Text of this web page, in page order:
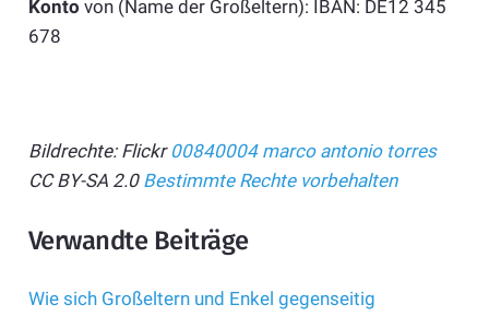
Konto von (Name der Großeltern): IBAN: DE12 345
678
Bildrechte: Flickr 00840004 marco antonio torres
CC BY-SA 2.0 Bestimmte Rechte vorbehalten
Verwandte Beiträge
Wie sich Großeltern und Enkel gegenseitig